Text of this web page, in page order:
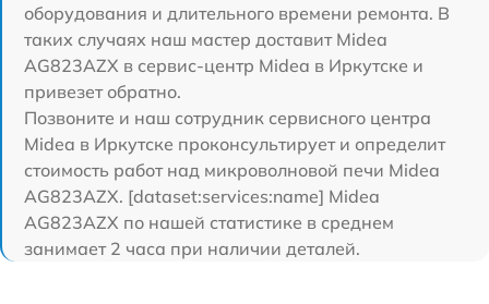
оборудования и длительного времени ремонта. В
таких случаях наш мастер доставит Midea
AG823AZX в сервис-центр Midea в Иркутске и
привезет обратно.
Позвоните и наш сотрудник сервисного центра
Midea в Иркутске проконсультирует и определит
стоимость работ над микроволновой печи Midea
AG823AZX. [dataset:services:name] Midea
AG823AZX по нашей статистике в среднем
занимает 2 часа при наличии деталей.